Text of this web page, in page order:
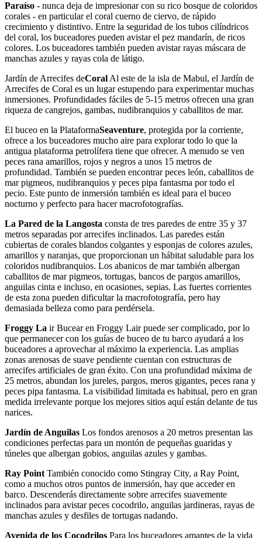
Paraíso - nunca deja de impresionar con su rico bosque de coloridos
corales - en particular el coral cuerno de ciervo, de rápido
crecimiento y distintivo. Entre la seguridad de los tubos cilíndricos
del coral, los buceadores pueden avistar el pez mandarín, de ricos
colores. Los buceadores también pueden avistar rayas máscara de
manchas azules y rayas cola de látigo.
Jardín de Arrecifes deCoral Al este de la isla de Mabul, el Jardín de
Arrecifes de Coral es un lugar estupendo para experimentar muchas
inmersiones. Profundidades fáciles de 5-15 metros ofrecen una gran
riqueza de cangrejos, gambas, nudibranquios y caballitos de mar.
El buceo en la PlataformaSeaventure, protegida por la corriente,
ofrece a los buceadores mucho aire para explorar todo lo que la
antigua plataforma petrolífera tiene que ofrecer. A menudo se ven
peces rana amarillos, rojos y negros a unos 15 metros de
profundidad. También se pueden encontrar peces león, caballitos de
mar pigmeos, nudibranquios y peces pipa fantasma por todo el
pecio. Este punto de inmersión también es ideal para el buceo
nocturno y perfecto para hacer macrofotografías.
La Pared de la Langosta consta de tres paredes de entre 35 y 37
metros separadas por arrecifes inclinados. Las paredes están
cubiertas de corales blandos colgantes y esponjas de colores azules,
amarillos y naranjas, que proporcionan un hábitat saludable para los
coloridos nudibranquios. Los abanicos de mar también albergan
caballitos de mar pigmeos, tortugas, bancos de pargos amarillos,
anguilas cinta e incluso, en ocasiones, sepias. Las fuertes corrientes
de esta zona pueden dificultar la macrofotografía, pero hay
demasiada belleza como para perdérsela.
Froggy La ir Bucear en Froggy Lair puede ser complicado, por lo
que permanecer con los guías de buceo de tu barco ayudará a los
buceadores a aprovechar al máximo la experiencia. Las amplias
zonas arenosas de suave pendiente cuentan con estructuras de
arrecifes artificiales de gran éxito. Con una profundidad máxima de
25 metros, abundan los jureles, pargos, meros gigantes, peces rana y
peces pipa fantasma. La visibilidad limitada es habitual, pero en gran
medida irrelevante porque los mejores sitios aquí están delante de tus
narices.
Jardín de Anguilas Los fondos arenosos a 20 metros presentan las
condiciones perfectas para un montón de pequeñas guaridas y
túneles que albergan gobios, anguilas azules y gambas.
Ray Point También conocido como Stingray City, a Ray Point,
como a muchos otros puntos de inmersión, hay que acceder en
barco. Descenderás directamente sobre arrecifes suavemente
inclinados para avistar peces cocodrilo, anguilas jardineras, rayas de
manchas azules y desfiles de tortugas nadando.
Avenida de los Cocodrilos Para los buceadores amantes de la vida